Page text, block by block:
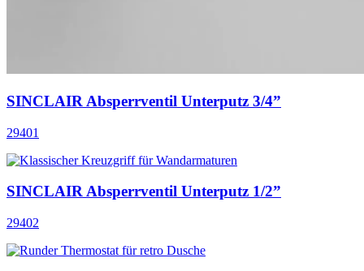
SINCLAIR Absperrventil Unterputz 3/4”
29401
SINCLAIR Absperrventil Unterputz 1/2”
29402